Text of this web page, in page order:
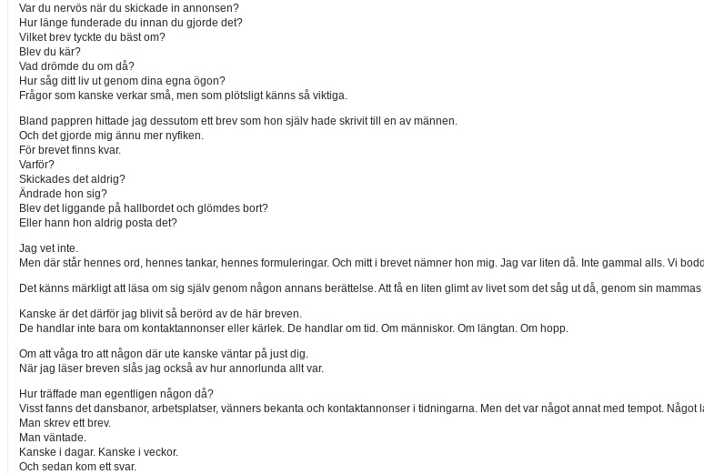
Var du nervös när du skickade in annonsen?
Hur länge funderade du innan du gjorde det?
Vilket brev tyckte du bäst om?
Blev du kär?
Vad drömde du om då?
Hur såg ditt liv ut genom dina egna ögon?
Frågor som kanske verkar små, men som plötsligt känns så viktiga.
Bland pappren hittade jag dessutom ett brev som hon själv hade skrivit till en av männen.
Och det gjorde mig ännu mer nyfiken.
För brevet finns kvar.
Varför?
Skickades det aldrig?
Ändrade hon sig?
Blev det liggande på hallbordet och glömdes bort?
Eller hann hon aldrig posta det?
Jag vet inte.
Men där står hennes ord, hennes tankar, hennes formuleringar. Och mitt i brevet nämner hon mig. Jag var liten då. Inte gammal alls. Vi
Det känns märkligt att läsa om sig själv genom någon annans berättelse. Att få en liten glimt av livet som det såg ut då, genom sin
Kanske är det därför jag blivit så berörd av de här breven.
De handlar inte bara om kontaktannonser eller kärlek. De handlar om tid. Om människor. Om längtan. Om hopp.
Om att våga tro att någon där ute kanske väntar på just dig.
När jag läser breven slås jag också av hur annorlunda allt var.
Hur träffade man egentligen någon då?
Visst fanns det dansbanor, arbetsplatser, vänners bekanta och kontaktannonser i tidningarna. Men det var något annat med tempot. Något
Man skrev ett brev.
Man väntade.
Kanske i dagar. Kanske i veckor.
Och sedan kom ett svar.